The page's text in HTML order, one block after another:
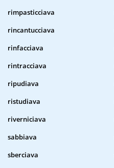
rimpasticciava
rincantucciava
rinfacciava
rintracciava
ripudiava
ristudiava
riverniciava
sabbiava
sberciava